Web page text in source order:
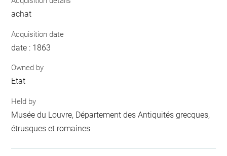
achat
Acquisition date
date : 1863
Owned by
Etat
Held by
Musée du Louvre, Département des Antiquités grecques,
étrusques et romaines